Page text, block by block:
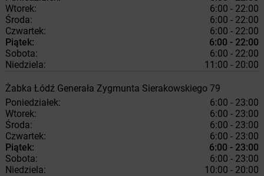
Wtorek:
6:00 - 22:00
Środa:
6:00 - 22:00
Czwartek:
6:00 - 22:00
Piątek:
6:00 - 22:00
Sobota:
6:00 - 22:00
Niedziela:
11:00 - 20:00
Żabka Łódź Generała Zygmunta Sierakowskiego 79
Poniedziałek:
6:00 - 23:00
Wtorek:
6:00 - 23:00
Środa:
6:00 - 23:00
Czwartek:
6:00 - 23:00
Piątek:
6:00 - 23:00
Sobota:
6:00 - 23:00
Niedziela:
10:00 - 20:00